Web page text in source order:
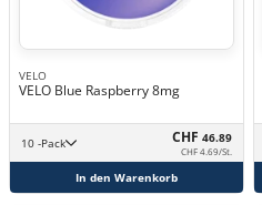
VELO
VELO Blue Raspberry 8mg
10 -Pack CHF 46.89
CHF 4.69/St.
In den Warenkorb